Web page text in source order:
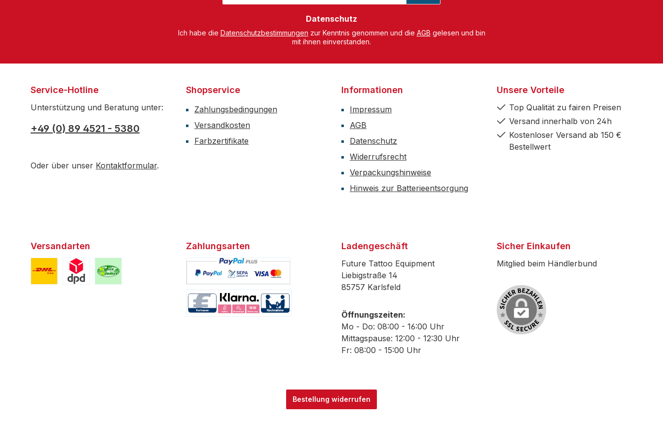
Adresse
Datenschutz
Ich habe die Datenschutzbestimmungen zur Kenntnis genommen und die AGB gelesen und bin
mit ihnen einverstanden.
Service-Hotline
Unterstützung und Beratung unter:
+49 (0) 89 4521 - 5380
Oder über unser Kontaktformular.
Shopservice
Zahlungsbedingungen
Versandkosten
Farbzertifikate
Informationen
Impressum
AGB
Datenschutz
Widerrufsrecht
Verpackungshinweise
Hinweis zur Batterieentsorgung
Unsere Vorteile
Top Qualität zu fairen Preisen
Versand innerhalb von 24h
Kostenloser Versand ab 150 €
Bestellwert
Versandarten Zahlungsarten Ladengeschäft
Future Tattoo Equipment
Liebigstraße 14
85757 Karlsfeld
Öffnungszeiten:
Mo - Do: 08:00 - 16:00 Uhr
Mittagspause: 12:00 - 12:30 Uhr
Fr: 08:00 - 15:00 Uhr
Sicher Einkaufen
Mitglied beim Händlerbund
Bestellung widerrufen